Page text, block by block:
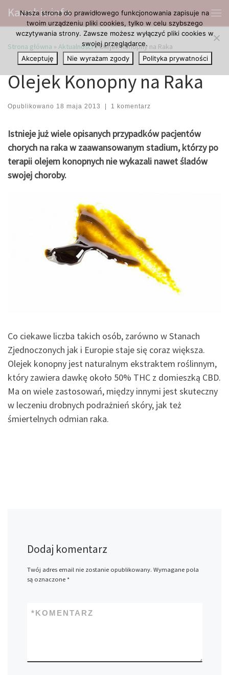
Przejdź do treści
Kanabis.info
Strona główna » Aktualności»Olejek Konopny na Raka
Olejek Konopny na Raka
Opublikowano 18 maja 2013 | 1 komentarz
Istnieje już wiele opisanych przypadków pacjentów
chorych na raka w zaawansowanym stadium, którzy po
terapii olejem konopnych nie wykazali nawet śladów
swojej choroby.
Co ciekawe liczba takich osób, zarówno w Stanach
Zjednoczonych jak i Europie staje się coraz większa.
Olejek konopny jest naturalnym ekstraktem roślinnym,
który zawiera dawkę około 50% THC z domieszką CBD.
Ma on wiele zastosowań, między innymi jest skuteczny
w leczeniu drobnych podrażnień skóry, jak też
śmiertelnych odmian raka.
Dodaj komentarz
Twój adres email nie zostanie opublikowany. Wymagane pola
są oznaczone *
KOMENTARZ
*
Nasza strona do prawidłowego funkcjonowania zapisuje na
twoim urządzeniu pliki cookies, tylko w celu szybszego
wczytywania strony. Zawsze możesz wyłączyć pliki cookies w
swojej przeglądarce.
Akceptuję
Nie wyrażam zgody Polityka prywatności